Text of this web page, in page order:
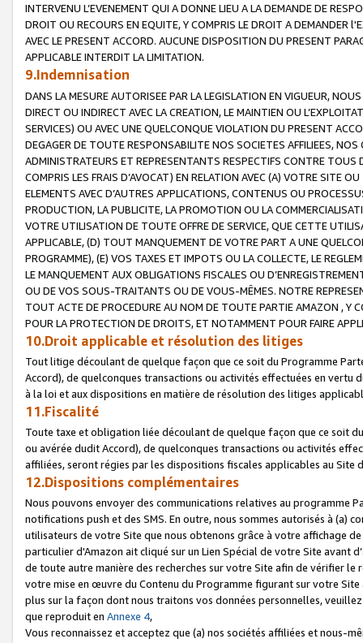
INTERVENU L’EVENEMENT QUI A DONNE LIEU A LA DEMANDE DE
DROIT OU RECOURS EN EQUITE, Y COMPRIS LE DROIT A DEMANDER
AVEC LE PRESENT ACCORD. AUCUNE DISPOSITION DU PRESENT
APPLICABLE INTERDIT LA LIMITATION.
9.Indemnisation
DANS LA MESURE AUTORISEE PAR LA LEGISLATION EN VIGUEUR,
DIRECT OU INDIRECT AVEC LA CREATION, LE MAINTIEN OU
SERVICES) OU AVEC UNE QUELCONQUE VIOLATION DU PRESENT
DEGAGER DE TOUTE RESPONSABILITE NOS SOCIETES AFFILIEES,
ADMINISTRATEURS ET REPRESENTANTS RESPECTIFS CONTRE
COMPRIS LES FRAIS D’AVOCAT) EN RELATION AVEC (A) VOTRE SITE
ELEMENTS AVEC D’AUTRES APPLICATIONS, CONTENUS OU
PRODUCTION, LA PUBLICITE, LA PROMOTION OU LA
VOTRE UTILISATION DE TOUTE OFFRE DE SERVICE, QUE CETTE
APPLICABLE, (D) TOUT MANQUEMENT DE VOTRE PART A UNE
PROGRAMME), (E) VOS TAXES ET IMPOTS OU LA COLLECTE, LE
LE MANQUEMENT AUX OBLIGATIONS FISCALES OU
OU DE VOS SOUS-TRAITANTS OU DE VOUS-MÊMES. NOTRE
TOUT ACTE DE PROCEDURE AU NOM DE TOUTE PARTIE AMAZON , Y
POUR LA PROTECTION DE DROITS, ET NOTAMMENT POUR FAIRE
10.Droit applicable et résolution des litiges
Tout litige découlant de quelque façon que ce soit du Programme
Accord), de quelconques transactions ou activités effectuées en vertu
à la loi et aux dispositions en matière de résolution des litiges
11.Fiscalité
Toute taxe et obligation liée découlant de quelque façon que ce soit
ou avérée dudit Accord), de quelconques transactions ou activités
affiliées, seront régies par les dispositions fiscales applicables au Site
12.Dispositions complémentaires
Nous pouvons envoyer des communications relatives au programme
notifications push et des SMS. En outre, nous sommes autorisés à
utilisateurs de votre Site que nous obtenons grâce à votre affichage
particulier d'Amazon ait cliqué sur un Lien Spécial de votre Site avant
de toute autre manière des recherches sur votre Site afin de vérifier
votre mise en œuvre du Contenu du Programme figurant sur votre
plus sur la façon dont nous traitons vos données personnelles,
que reproduit en Annexe 4,
Vous reconnaissez et acceptez que (a) nos sociétés affiliées et nous-